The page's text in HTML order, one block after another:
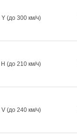
Y (до 300 км/ч)
H (до 210 км/ч)
V (до 240 км/ч)